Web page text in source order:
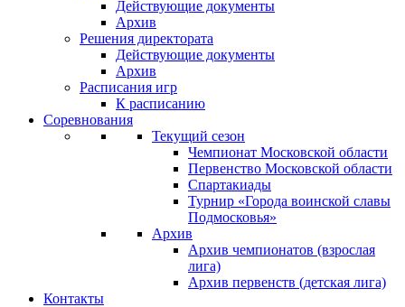
Действующие документы
Архив
Решения директората
Действующие документы
Архив
Расписания игр
К расписанию
Соревнования
Текущий сезон
Чемпионат Московской области
Первенство Московской области
Спартакиады
Турнир «Города воинской славы
Подмосковья»
Архив
Архив чемпионатов (взрослая
лига)
Архив первенств (детская лига)
Контакты